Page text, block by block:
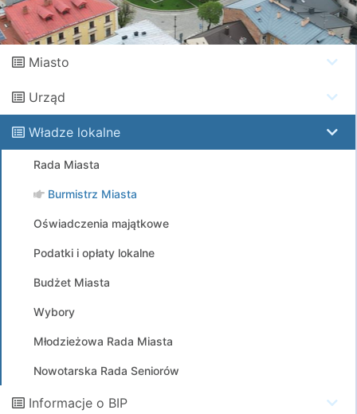
Miasto
Urząd
Władze lokalne
Rada Miasta
Burmistrz Miasta
Oświadczenia majątkowe
Podatki i opłaty lokalne
Budżet Miasta
Wybory
Młodzieżowa Rada Miasta
Nowotarska Rada Seniorów
Informacje o BIP